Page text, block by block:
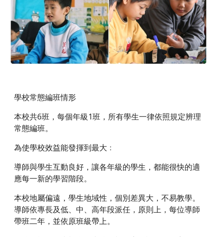
學校常態編班情形
本校共6班，每個年級1班，所有學生一律依照規定辨理
常態編班。
為使學校效益能發揮到最大﹕
導師與學生互動良好，讓各年級的學生，都能很快的適
應每一新的學習階段。
本校地屬偏遠，學生地域性，個別差異大，不易教學。
導師依專長及低、中、高年段派任，原則上，每位導師
帶班二年，並依原班級帶上。